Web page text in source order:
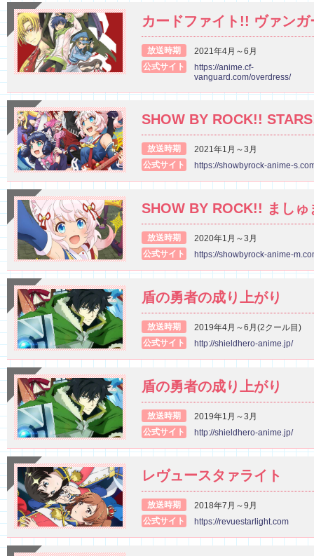
カードファイト!! ヴァン
放送時期
2021年4月～6月
公式サイト
https://anime.cf-
vanguard.com/overdress/
SHOW BY ROCK!!
放送時期
2021年1月～3月
公式サイト
https://showbyrock-anime-
SHOW BY ROCK!! ましゅ
放送時期
2020年1月～3月
公式サイト
https://showbyrock-anime-
盾の勇者の成り上がり
放送時期
2019年4月～6月(2クール目)
公式サイト
http://shieldhero-anime.jp/
盾の勇者の成り上がり
放送時期
2019年1月～3月
公式サイト
http://shieldhero-anime.jp/
レヴュースタァライト
放送時期
2018年7月～9月
公式サイト
https://revuestarlight.com